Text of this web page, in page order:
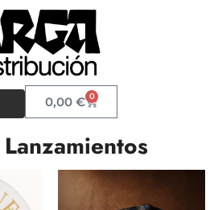
0,00€ 0